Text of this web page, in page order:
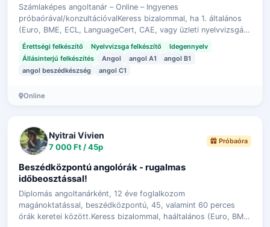
Számlaképes angoltanár – Online – Ingyenes
próbaórával/konzultációvalKeress bizalommal, ha 1. általános
(Euro, BME, ECL, LanguageCert, CAE, vagy üzleti nyelvvizsgára
(Gazdálkodó, Zöld út, EuroPro) ké…
Érettségi felkészítő Nyelvvizsga felkészítő
Idegennyelv
Állásinterjú felkészítés
Angol angol A1
angol B1
angol beszédkészség
angol C1
Online
Nyitrai Vivien
7 000 Ft / 45p
Próbaóra
Beszédközpontú angolórák - rugalmas
időbeosztással!
Diplomás angoltanárként, 12 éve foglalkozom
magánoktatással, beszédközpontú, 45, valamint 60 perces
órák keretei között.Keress bizalommal, haáltalános (Euro, BME,